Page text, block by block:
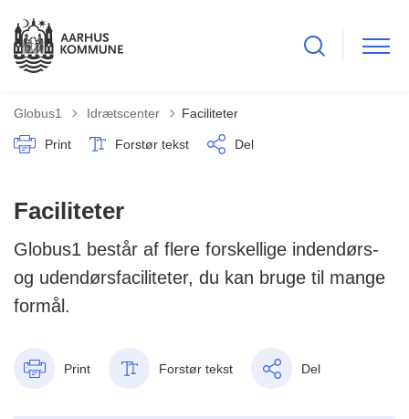
Globus1 Tilbage til
Idrætscenter Faciliteter
Print Forstør tekst Del
Faciliteter
Globus1 består af flere forskellige indendørs-
og udendørsfaciliteter, du kan bruge til mange
formål.
Print Forstør tekst Del